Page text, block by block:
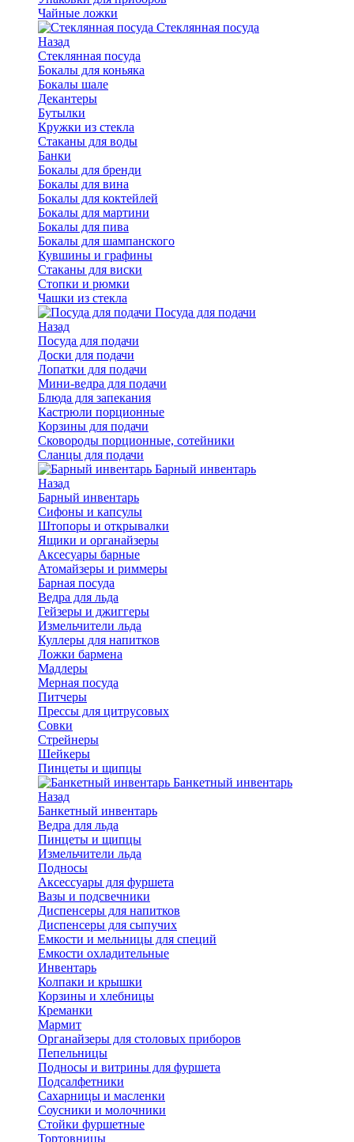
Чайные ложки
Стеклянная посуда
Назад
Стеклянная посуда
Бокалы для коньяка
Бокалы шале
Декантеры
Бутылки
Кружки из стекла
Стаканы для воды
Банки
Бокалы для бренди
Бокалы для вина
Бокалы для коктейлей
Бокалы для мартини
Бокалы для пива
Бокалы для шампанского
Кувшины и графины
Стаканы для виски
Стопки и рюмки
Чашки из стекла
Посуда для подачи
Назад
Посуда для подачи
Доски для подачи
Лопатки для подачи
Мини-ведра для подачи
Блюда для запекания
Кастрюли порционные
Корзины для подачи
Сковороды порционные, сотейники
Сланцы для подачи
Барный инвентарь
Назад
Барный инвентарь
Сифоны и капсулы
Штопоры и открывалки
Ящики и органайзеры
Аксесуары барные
Атомайзеры и риммеры
Барная посуда
Ведра для льда
Гейзеры и джиггеры
Измельчители льда
Куллеры для напитков
Ложки бармена
Мадлеры
Мерная посуда
Питчеры
Прессы для цитрусовых
Совки
Стрейнеры
Шейкеры
Пинцеты и щипцы
Банкетный инвентарь
Назад
Банкетный инвентарь
Ведра для льда
Пинцеты и щипцы
Измельчители льда
Подносы
Аксессуары для фуршета
Вазы и подсвечники
Диспенсеры для напитков
Диспенсеры для сыпучих
Емкости и мельницы для специй
Емкости охладительные
Инвентарь
Колпаки и крышки
Корзины и хлебницы
Креманки
Мармит
Органайзеры для столовых приборов
Пепельницы
Подносы и витрины для фуршета
Подсалфетники
Сахарницы и масленки
Соусники и молочники
Стойки фуршетные
Тортовницы